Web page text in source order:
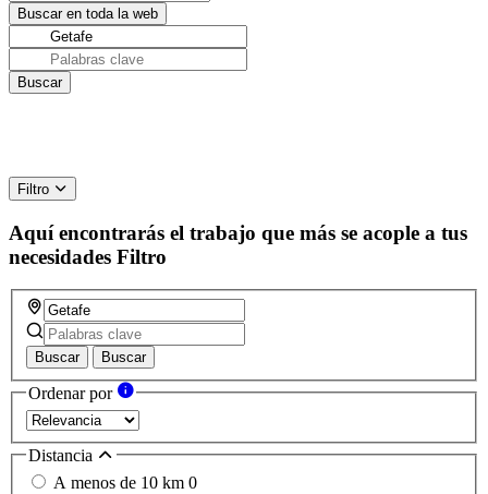
Filtro
Aquí encontrarás el trabajo que más se acople a tus
necesidades Filtro
Buscar Buscar
Ordenar por
Distancia
A menos de 10 km 0